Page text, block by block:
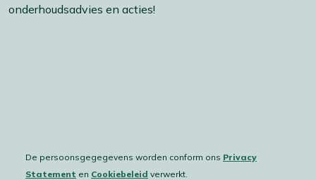
onderhoudsadvies en acties!
De persoonsgegegevens worden conform ons Privacy
Statement en Cookiebeleid verwerkt.